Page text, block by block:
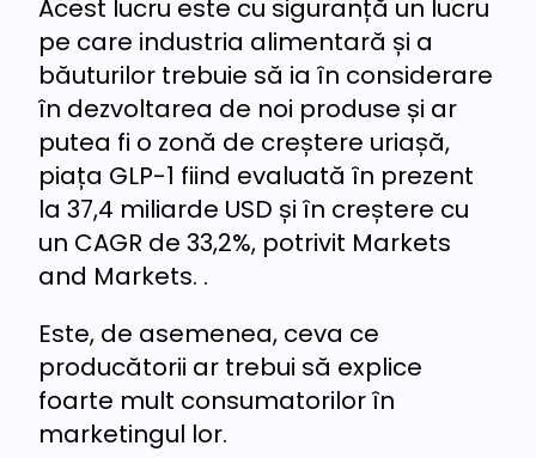
Acest lucru este cu siguranță un lucru
pe care industria alimentară și a
băuturilor trebuie să ia în considerare
în dezvoltarea de noi produse și ar
putea fi o zonă de creștere uriașă,
piața GLP-1 fiind evaluată în prezent
la 37,4 miliarde USD și în creștere cu
un CAGR de 33,2%, potrivit Markets
and Markets. .
Este, de asemenea, ceva ce
producătorii ar trebui să explice
foarte mult consumatorilor în
marketingul lor.